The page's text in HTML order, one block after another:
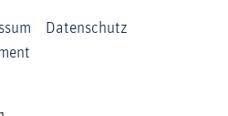
Datenschutz